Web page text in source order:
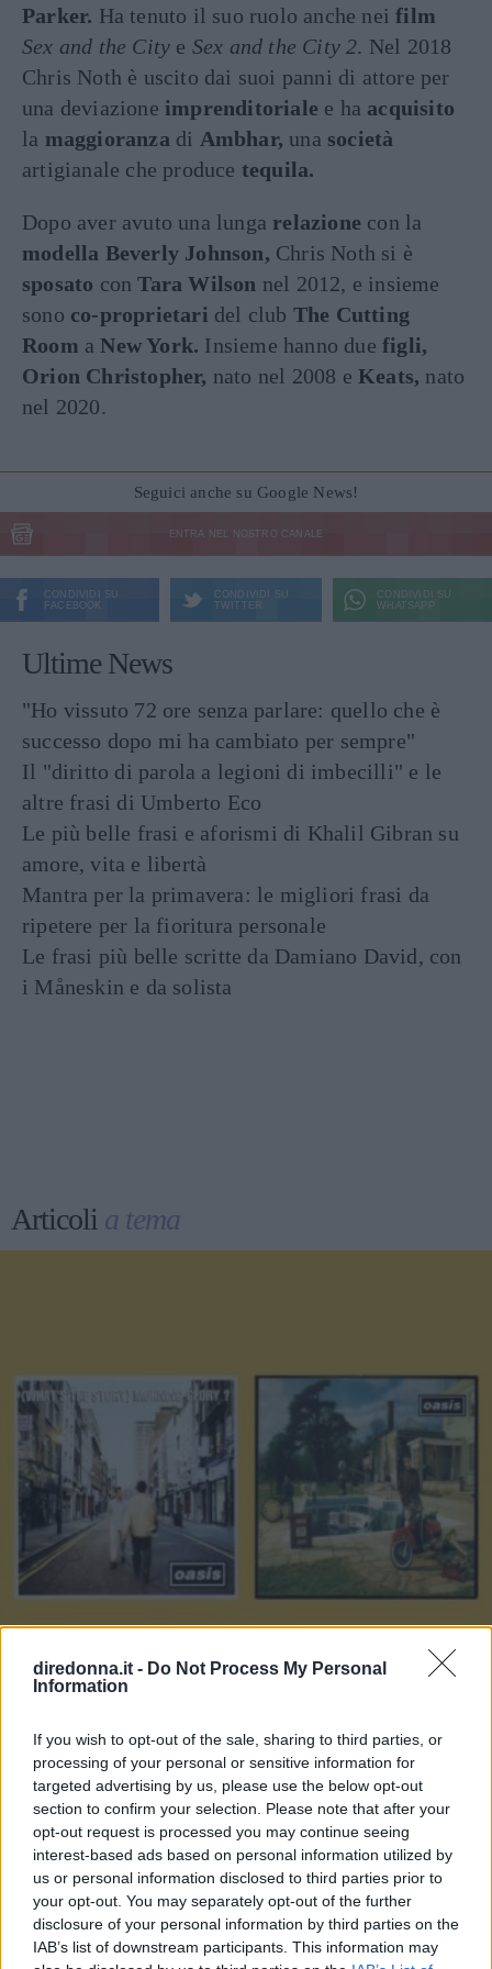
diredonna.it - Do Not Process My Personal
Information
If you wish to opt-out of the sale, sharing to third parties, or
processing of your personal or sensitive information for
targeted advertising by us, please use the below opt-out
section to confirm your selection. Please note that after your
opt-out request is processed you may continue seeing
interest-based ads based on personal information utilized by
us or personal information disclosed to third parties prior to
your opt-out. You may separately opt-out of the further
disclosure of your personal information by third parties on the
IAB’s list of downstream participants. This information may
Parker. Ha tenuto il suo ruolo anche neifilm
Sex and the City e Sex and the City 2. Nel 2018
Chris Noth è uscito dai suoi panni di attore per
una deviazione imprenditoriale e ha acquisito
la maggioranza di Ambhar, una società
artigianale che produce tequila.
Dopo aver avuto una lunga relazione con la
modella Beverly Johnson, Chris Noth si è
sposato conTara Wilson nel 2012, e insieme
sono co-proprietari del club The Cutting
Room aNew York. Insieme hanno duefigli,
Orion Christopher, nato nel 2008 eKeats, nato
nel 2020.
Seguici anche su Google News!
ENTRA NEL NOSTRO CANALE
CONDIVIDI SU
FACEBOOK
CONDIVIDI SU
TWITTER
CONDIVIDI SU
WHATSAPP
Ultime News
"Ho vissuto 72 ore senza parlare: quello che è
successo dopo mi ha cambiato per sempre"
Il "diritto di parola a legioni di imbecilli" e le
altre frasi di Umberto Eco
Le più belle frasi e aforismi di Khalil Gibran su
amore, vita e libertà
Mantra per la primavera: le migliori frasi da
ripetere per la fioritura personale
Le frasi più belle scritte da Damiano David, con
i Måneskin e da solista
Articoli a tema
Le 10 più belle frasi dei The
Oasis, che ora possiamo tornare
a sentire live
Mentre The Oasis si esibiscono in tutto il mondo, tornando
sui palchi con la loro musica, abbiamo scelto le 10 più